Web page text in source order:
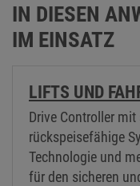
IN DIESEN
IM EINSATZ
LIFTS UND
Drive Controller
rückspeisefähige
Technologie und
für den sicheren